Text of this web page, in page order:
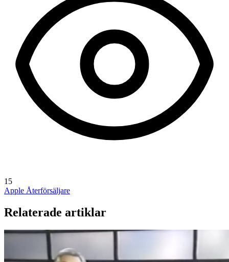
15
Apple Återförsäljare
Relaterade artiklar